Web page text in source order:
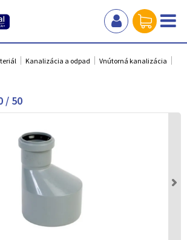
Kanalizácia a odpad
Vnútorná kanalizácia
/ 50